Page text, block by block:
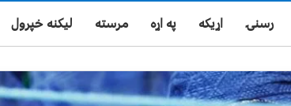
رسنۍ اړیکه په اړه مرسته لیکنه خپرول